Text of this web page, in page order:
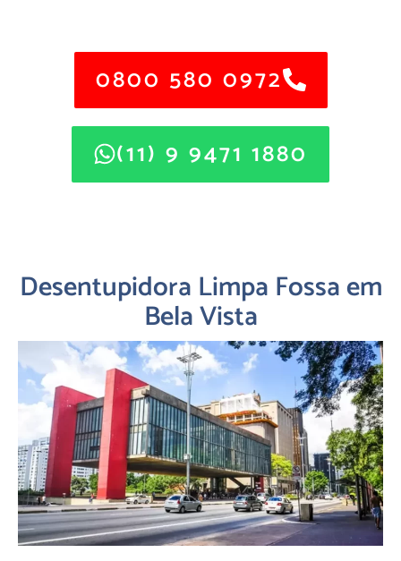
0800 580 0972
(11) 9 9471 1880
Desentupidora Limpa Fossa em
Bela Vista